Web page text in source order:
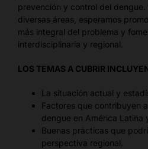
prevención y control del
diversas áreas, esperamos
más integral del problema y
interdisciplinaria y regional.
LOS TEMAS A CUBRIR
La situación actual y
Factores que contribuyen
dengue en América Latina
Buenas prácticas que
perspectiva regional.